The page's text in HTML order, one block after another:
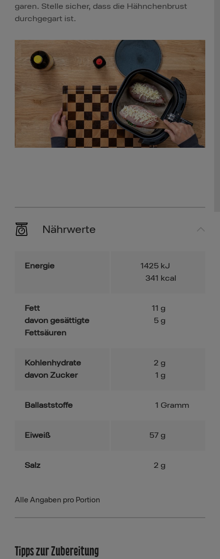
garen. Stelle sicher, dass die Hähnchenbrust
durchgegart ist.
Nährwerte
Energie 1425 kJ
341 kcal
Fett
davon gesättigte
Fettsäuren
11 g
5 g
Kohlenhydrate
davon Zucker
2 g
1 g
Ballaststoffe 1 Gramm
Eiweiß 57 g
Salz 2 g
Alle Angaben pro Portion
Tipps zur Zubereitung